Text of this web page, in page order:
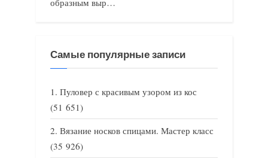
Самые популярные записи
Пуловер с красивым узором из кос
(51 651)
Вязание носков спицами. Мастер класс
(35 926)